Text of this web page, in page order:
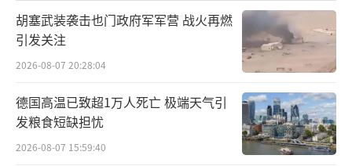
胡塞武装袭击也门政府军军营 战火再燃
引发关注
2026-08-07 20:28:04
德国高温已致超1万人死亡 极端天气引
发粮食短缺担忧
2026-08-07 15:59:40